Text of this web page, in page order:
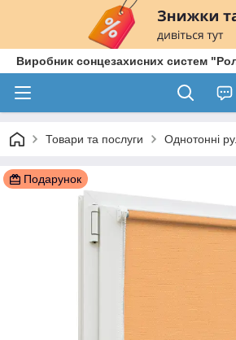
Виробник сонцезахисних систем
Товари та послуги Однотонні
Подарунок